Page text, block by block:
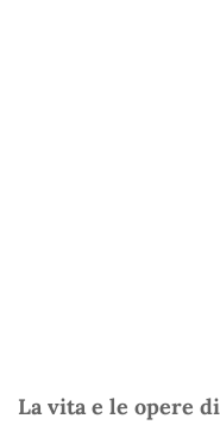
La vita e le opere